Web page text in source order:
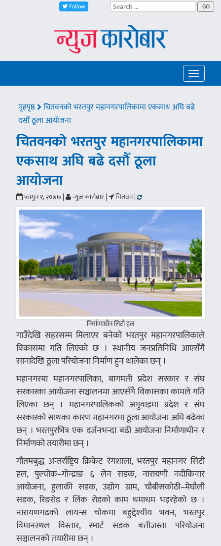
Follow GO
Toggle
गृहपृष्ठ
चितवनको भरतपुर महानगरपालिकामा एकसाथ अघि बढे
दसौँ ठूला आयोजना
चितवनको भरतपुर महानगरपालिकामा
एकसाथ अघि बढे दसौँ ठूला
आयोजना
फागुन १, २०७७ | न्युज कारोबार | चितवन |
निर्माणाधीन सिटी हल
गाउँदेखि सहरसम्म मिलाएर बनेको भरतपुर महानगरपालिकाले
विकासमा गति लिएको छ । स्थानीय जनप्रतिनिधि आएसँगै
सानादेखि ठूला परियोजना निर्माण हुन थालेका छन् ।
महानगरमा महानगरपालिका, बागमती प्रदेश सरकार र संघ
सरकारका आयोजना सञ्चालनमा आएसँगै विकासका कामले गति
लिएका छन् । महानगरपालिकको अगुवाइमा प्रदेश र संघ
सरकारको साथका कारण महानगरमा ठूला आयोजना अघि बढेका
छन् । भरतपुरभित्र एक दर्जनभन्दा बढी आयोजना निर्माणाधीन र
निर्माणको तयारीमा छन् ।
गौतमबुद्ध अन्तर्राष्ट्रिय क्रिकेट रंगशाला, भरतपुर महानगर सिटी
हल, पुल्चोक–गोन्द्राङ ६ लेन सडक, नारायणी नदीकिनार
आयोजना, हुलाकी सडक, उद्योग ग्राम, चौबीसकोठी–मेघौली
सडक, रिङरोड र लिंक रोडको काम धमाधम भइरहेको छ ।
नारायणगढको लायन्स चोकमा बहुद्देश्यीय भवन, भरतपुर
विमानस्थल विस्तार, स्मार्ट सडक बत्तीजस्ता परियोजना
सञ्चालनको तयारीमा छन् ।